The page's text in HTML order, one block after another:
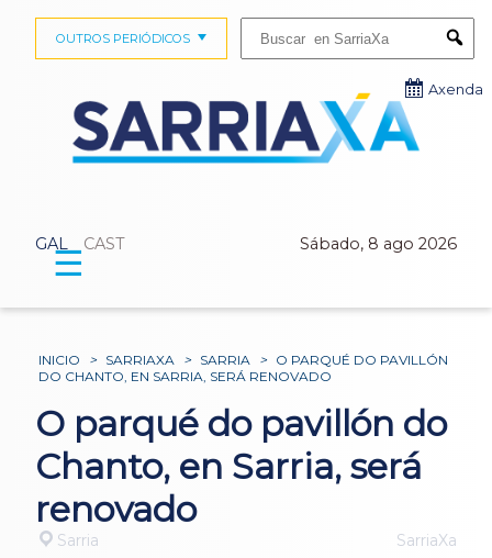
GAL CAST Sábado, 8 ago 2026
OUTROS PERIÓDICOS
Axenda
☰
INICIO > SARRIAXA > SARRIA > O PARQUÉ DO PAVILLÓN
DO CHANTO, EN SARRIA, SERÁ RENOVADO
O parqué do pavillón do
Chanto, en Sarria, será
renovado
Sarria SarriaXa